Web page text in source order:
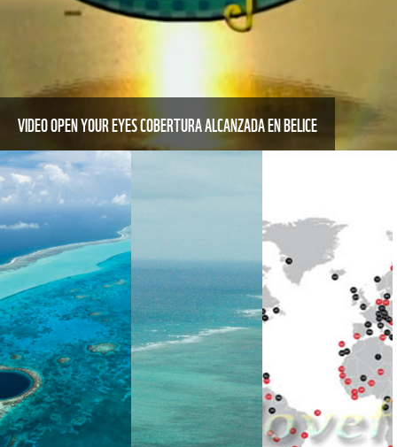
VIDEO OPEN YOUR EYES COBERTURA ALCANZADA EN BELICE